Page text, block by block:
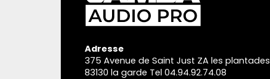
Adresse
375 Avenue de Saint Just ZA les plantades
83130 la garde Tel 04.94.92.74.08